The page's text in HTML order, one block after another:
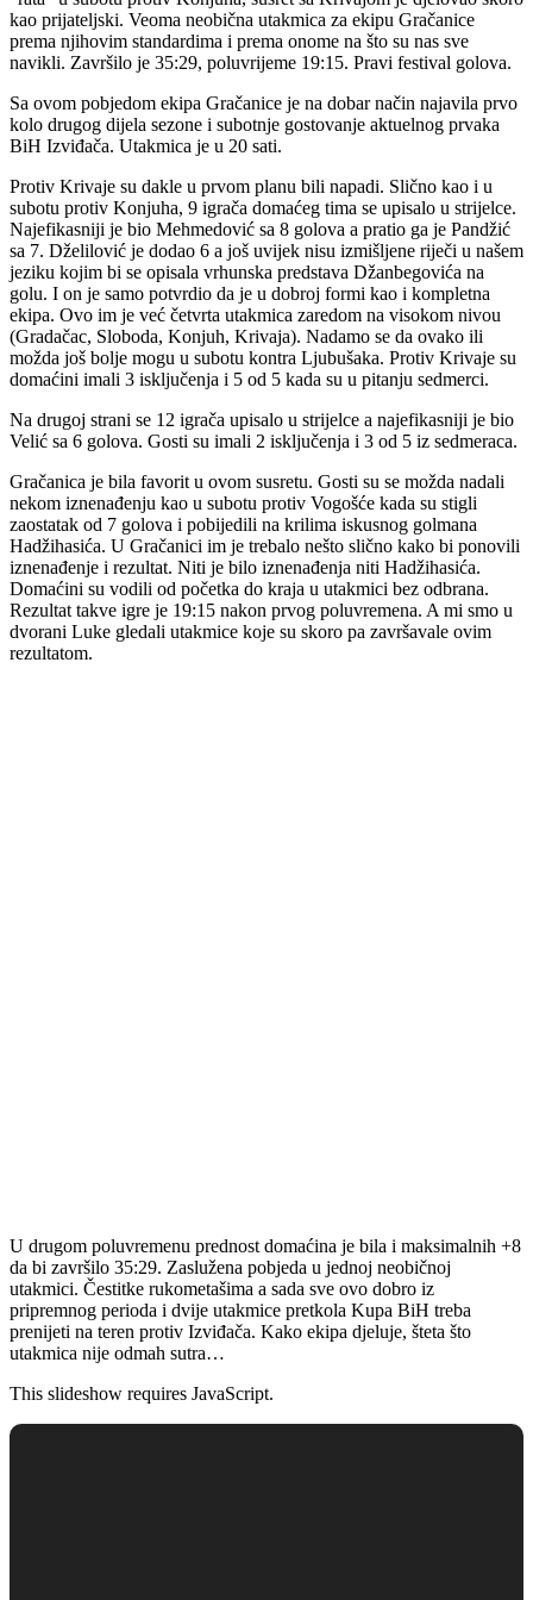
kao prijateljski. Veoma neobična utakmica za ekipu Gračanice
prema njihovim standardima i prema onome na što su nas sve
navikli. Završilo je 35:29, poluvrijeme 19:15. Pravi festival golova.
Sa ovom pobjedom ekipa Gračanice je na dobar način najavila prvo
kolo drugog dijela sezone i subotnje gostovanje aktuelnog prvaka
BiH Izviđača. Utakmica je u 20 sati.
Protiv Krivaje su dakle u prvom planu bili napadi. Slično kao i u
subotu protiv Konjuha, 9 igrača domaćeg tima se upisalo u strijelce.
Najefikasniji je bio Mehmedović sa 8 golova a pratio ga je Pandžić
sa 7. Dželilović je dodao 6 a još uvijek nisu izmišljene riječi u našem
jeziku kojim bi se opisala vrhunska predstava Džanbegovića na
golu. I on je samo potvrdio da je u dobroj formi kao i kompletna
ekipa. Ovo im je već četvrta utakmica zaredom na visokom nivou
(Gradačac, Sloboda, Konjuh, Krivaja). Nadamo se da ovako ili
možda još bolje mogu u subotu kontra Ljubušaka. Protiv Krivaje su
domaćini imali 3 isključenja i 5 od 5 kada su u pitanju sedmerci.
Na drugoj strani se 12 igrača upisalo u strijelce a najefikasniji je bio
Velić sa 6 golova. Gosti su imali 2 isključenja i 3 od 5 iz sedmeraca.
Gračanica je bila favorit u ovom susretu. Gosti su se možda nadali
nekom iznenađenju kao u subotu protiv Vogošće kada su stigli
zaostatak od 7 golova i pobijedili na krilima iskusnog golmana
Hadžihasića. U Gračanici im je trebalo nešto slično kako bi ponovili
iznenađenje i rezultat. Niti je bilo iznenađenja niti Hadžihasića.
Domaćini su vodili od početka do kraja u utakmici bez odbrana.
Rezultat takve igre je 19:15 nakon prvog poluvremena. A mi smo u
dvorani Luke gledali utakmice koje su skoro pa završavale ovim
rezultatom.
U drugom poluvremenu prednost domaćina je bila i maksimalnih +8
da bi završilo 35:29. Zaslužena pobjeda u jednoj neobičnoj
utakmici. Čestitke rukometašima a sada sve ovo dobro iz
pripremnog perioda i dvije utakmice pretkola Kupa BiH treba
prenijeti na teren protiv Izviđača. Kako ekipa djeluje, šteta što
utakmica nije odmah sutra…
This slideshow requires JavaScript.